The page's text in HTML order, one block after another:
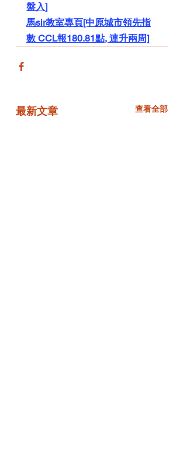
盤入]
馬sir教室專頁[中原城市領先指
數 CCL報180.81點, 連升兩周]
最新文章 查看全部